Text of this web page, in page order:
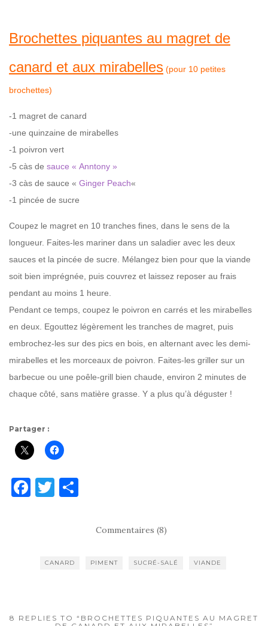
Brochettes piquantes au magret de
canard et aux mirabelles (pour 10 petites
brochettes)
-1 magret de canard
-une quinzaine de mirabelles
-1 poivron vert
-5 càs de sauce « Anntony »
-3 càs de sauce « Ginger Peach«
-1 pincée de sucre
Coupez le magret en 10 tranches fines, dans le sens de la
longueur. Faites-les mariner dans un saladier avec les deux
sauces et la pincée de sucre. Mélangez bien pour que la viande
soit bien imprégnée, puis couvrez et laissez reposer au frais
pendant au moins 1 heure.
Pendant ce temps, coupez le poivron en carrés et les mirabelles
en deux. Egouttez légèrement les tranches de magret, puis
embrochez-les sur des pics en bois, en alternant avec les demi-
mirabelles et les morceaux de poivron. Faites-les griller sur un
barbecue ou une poêle-grill bien chaude, environ 2 minutes de
chaque côté, sans matière grasse. Y a plus qu’à déguster !
Partager :
F T
r er
Commentaires (8)
CANARD PIMENT SUCRÉ-SALÉ VIANDE
8 REPLIES TO “BROCHETTES PIQUANTES AU MAGRET